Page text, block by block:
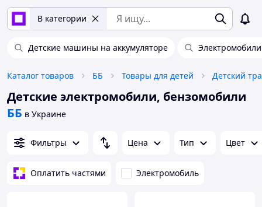
В категории
Детские машины на аккумуляторе
Каталог товаров ББ Товары для детей Детский
Детские электромобили, бензомобили
ББ в Украине
Фильтры Цена Тип Цвет
Оплатить частями Электромобиль